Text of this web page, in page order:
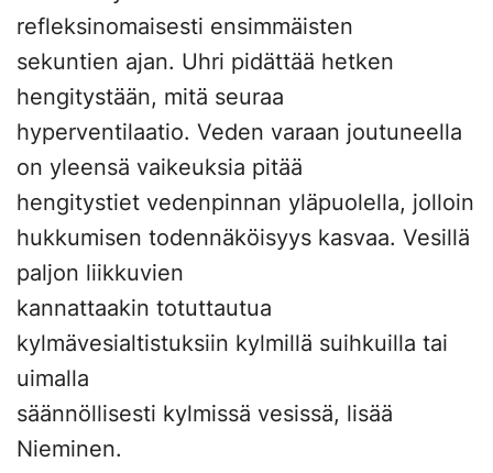
refleksinomaisesti ensimmäisten
sekuntien ajan. Uhri pidättää hetken
hengitystään, mitä seuraa
hyperventilaatio. Veden varaan joutuneella
on yleensä vaikeuksia pitää
hengitystiet vedenpinnan yläpuolella, jolloin
hukkumisen todennäköisyys kasvaa. Vesillä
paljon liikkuvien
kannattaakin totuttautua
kylmävesialtistuksiin kylmillä suihkuilla tai
uimalla
säännöllisesti kylmissä vesissä, lisää
Nieminen.